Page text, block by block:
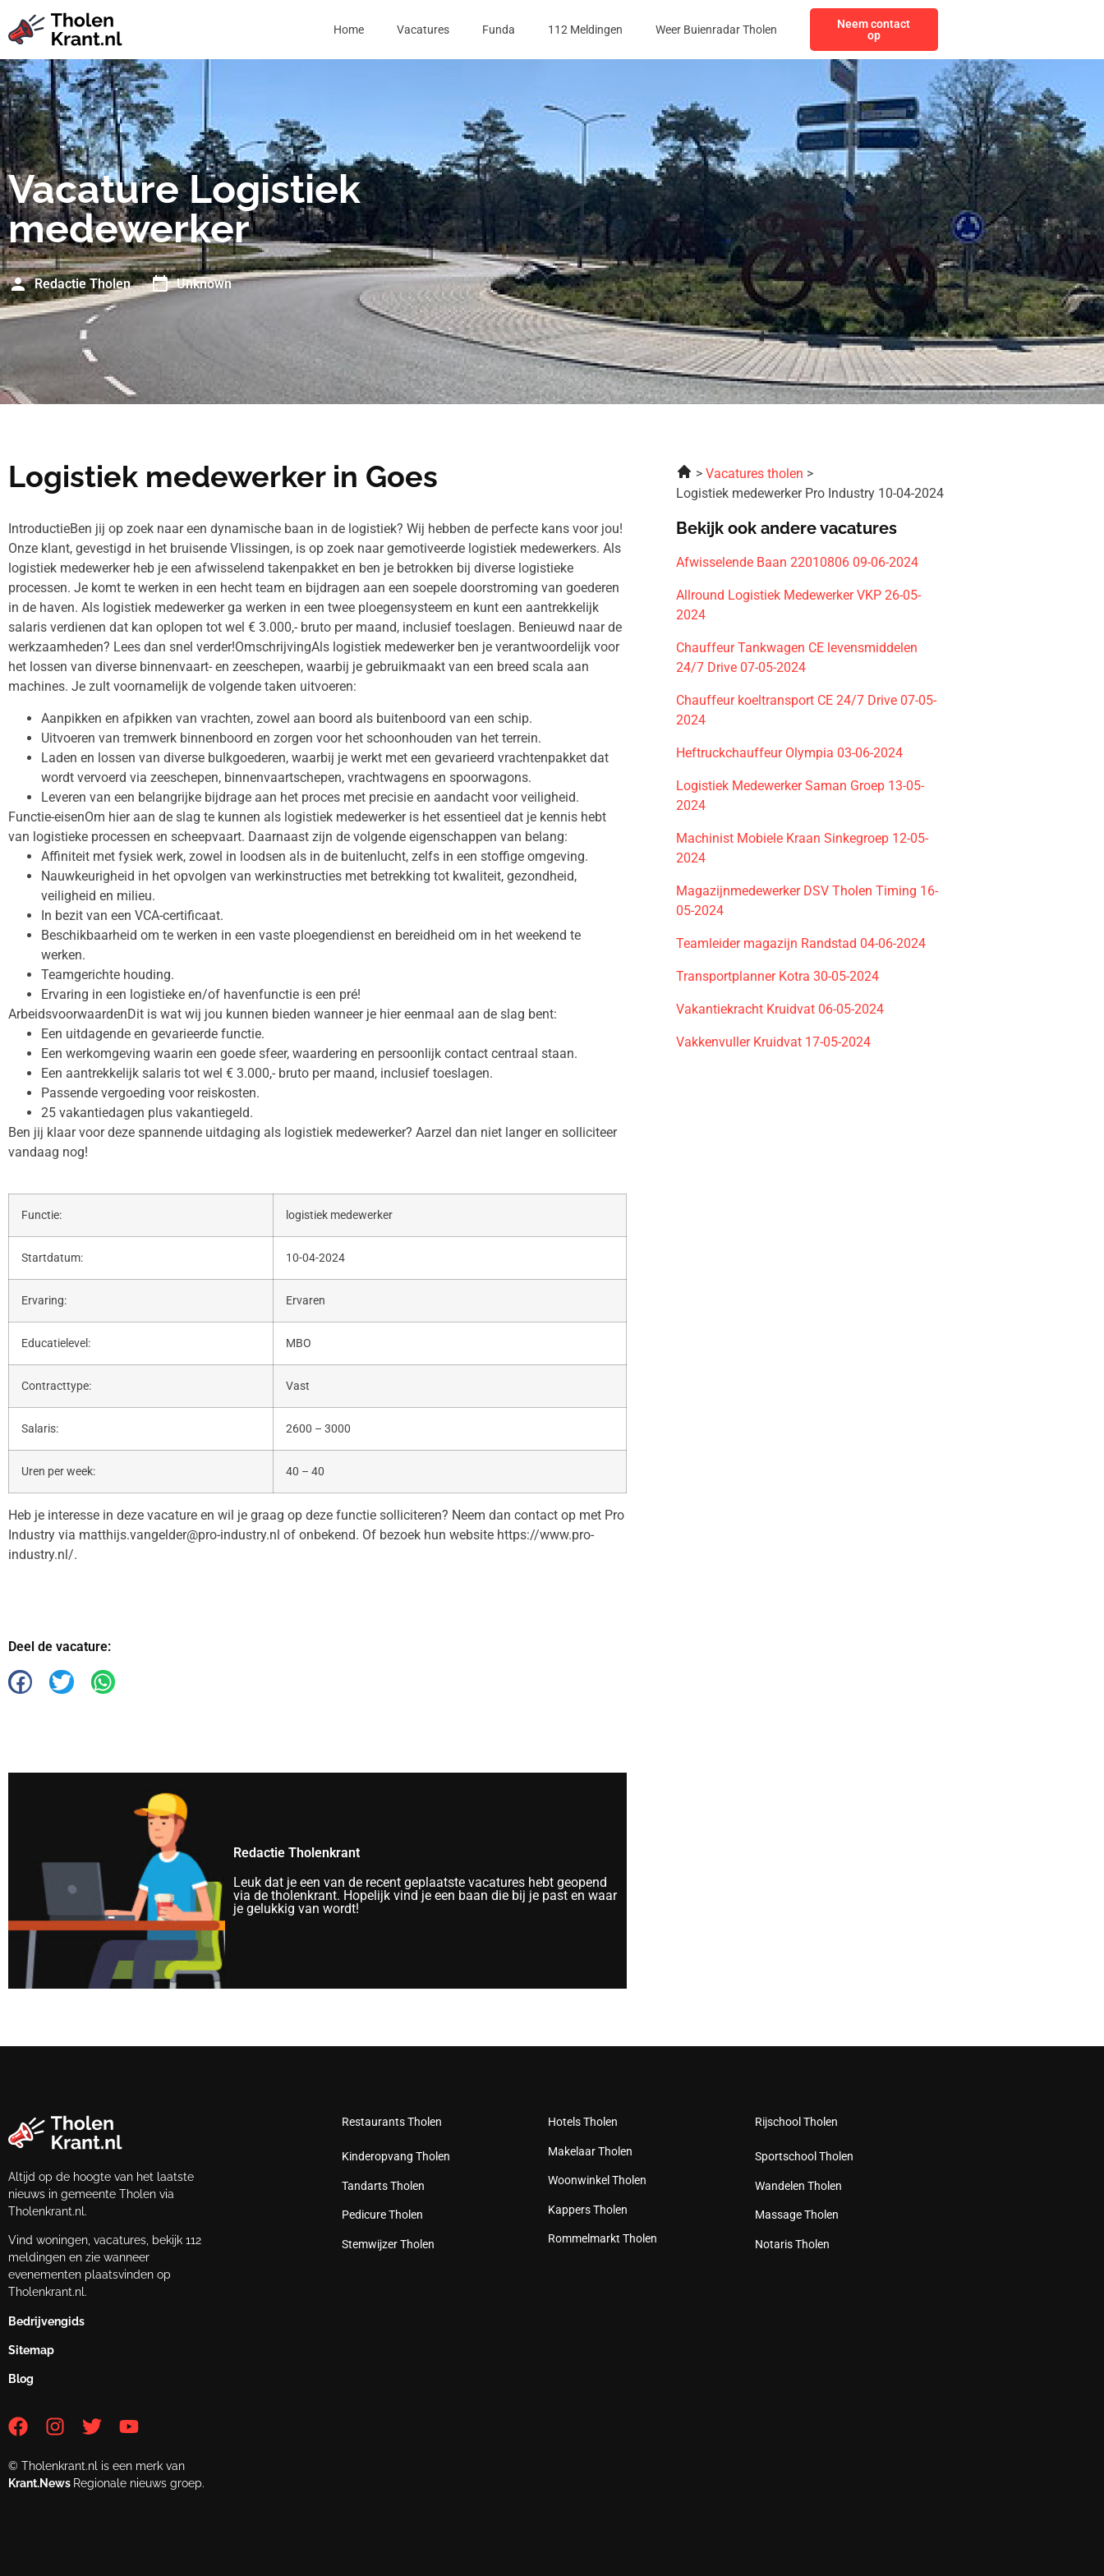
Home Vacatures Funda 112 Meldingen Weer Buienradar Tholen
Neem contact
op
Vacature Logistiek
medewerker
Redactie Tholen Unknown
Logistiek medewerker in Goes
IntroductieBen jij op zoek naar een dynamische baan in de logistiek? Wij hebben de perfecte kans voor jou!
Onze klant, gevestigd in het bruisende Vlissingen, is op zoek naar gemotiveerde logistiek medewerkers. Als
logistiek medewerker heb je een afwisselend takenpakket en ben je betrokken bij diverse logistieke
processen. Je komt te werken in een hecht team en bijdragen aan een soepele doorstroming van goederen
in de haven. Als logistiek medewerker ga werken in een twee ploegensysteem en kunt een aantrekkelijk
salaris verdienen dat kan oplopen tot wel € 3.000,- bruto per maand, inclusief toeslagen. Benieuwd naar de
werkzaamheden? Lees dan snel verder!OmschrijvingAls logistiek medewerker ben je verantwoordelijk voor
het lossen van diverse binnenvaart- en zeeschepen, waarbij je gebruikmaakt van een breed scala aan
machines. Je zult voornamelijk de volgende taken uitvoeren:
Aanpikken en afpikken van vrachten, zowel aan boord als buitenboord van een schip.
Uitvoeren van tremwerk binnenboord en zorgen voor het schoonhouden van het terrein.
Laden en lossen van diverse bulkgoederen, waarbij je werkt met een gevarieerd vrachtenpakket dat
wordt vervoerd via zeeschepen, binnenvaartschepen, vrachtwagens en spoorwagons.
Leveren van een belangrijke bijdrage aan het proces met precisie en aandacht voor veiligheid.
Functie-eisenOm hier aan de slag te kunnen als logistiek medewerker is het essentieel dat je kennis hebt
van logistieke processen en scheepvaart. Daarnaast zijn de volgende eigenschappen van belang:
Affiniteit met fysiek werk, zowel in loodsen als in de buitenlucht, zelfs in een stoffige omgeving.
Nauwkeurigheid in het opvolgen van werkinstructies met betrekking tot kwaliteit, gezondheid,
veiligheid en milieu.
In bezit van een VCA-certificaat.
Beschikbaarheid om te werken in een vaste ploegendienst en bereidheid om in het weekend te
werken.
Teamgerichte houding.
Ervaring in een logistieke en/of havenfunctie is een pré!
ArbeidsvoorwaardenDit is wat wij jou kunnen bieden wanneer je hier eenmaal aan de slag bent:
Een uitdagende en gevarieerde functie.
Een werkomgeving waarin een goede sfeer, waardering en persoonlijk contact centraal staan.
Een aantrekkelijk salaris tot wel € 3.000,- bruto per maand, inclusief toeslagen.
Passende vergoeding voor reiskosten.
25 vakantiedagen plus vakantiegeld.
Ben jij klaar voor deze spannende uitdaging als logistiek medewerker? Aarzel dan niet langer en solliciteer
vandaag nog!
Functie: logistiek medewerker
Startdatum: 10-04-2024
Ervaring: Ervaren
Educatielevel: MBO
Contracttype: Vast
Salaris: 2600 – 3000
Uren per week: 40 – 40
Heb je interesse in deze vacature en wil je graag op deze functie solliciteren? Neem dan contact op met Pro
Industry via matthijs.vangelder@pro-industry.nl of onbekend. Of bezoek hun website https://www.pro-
industry.nl/.
Deel de vacature:
Redactie Tholenkrant
Leuk dat je een van de recent geplaatste vacatures hebt geopend
via de tholenkrant. Hopelijk vind je een baan die bij je past en waar
je gelukkig van wordt!
Vacatures tholen
Logistiek medewerker Pro Industry 10-04-2024
Bekijk ook andere vacatures
Afwisselende Baan 22010806 09-06-2024
Allround Logistiek Medewerker VKP 26-05-
2024
Chauffeur Tankwagen CE levensmiddelen
24/7 Drive 07-05-2024
Chauffeur koeltransport CE 24/7 Drive 07-05-
2024
Heftruckchauffeur Olympia 03-06-2024
Logistiek Medewerker Saman Groep 13-05-
2024
Machinist Mobiele Kraan Sinkegroep 12-05-
2024
Magazijnmedewerker DSV Tholen Timing 16-
05-2024
Teamleider magazijn Randstad 04-06-2024
Transportplanner Kotra 30-05-2024
Vakantiekracht Kruidvat 06-05-2024
Vakkenvuller Kruidvat 17-05-2024
Altijd op de hoogte van het laatste
nieuws in gemeente Tholen via
Tholenkrant.nl.
Vind woningen, vacatures, bekijk 112
meldingen en zie wanneer
evenementen plaatsvinden op
Tholenkrant.nl.
Bedrijvengids
Sitemap
Blog
© Tholenkrant.nl is een merk van
Krant.News Regionale nieuws groep.
Restaurants Tholen
Kinderopvang Tholen
Tandarts Tholen
Pedicure Tholen
Stemwijzer Tholen
Hotels Tholen
Makelaar Tholen
Woonwinkel Tholen
Kappers Tholen
Rommelmarkt Tholen
Rijschool Tholen
Sportschool Tholen
Wandelen Tholen
Massage Tholen
Notaris Tholen